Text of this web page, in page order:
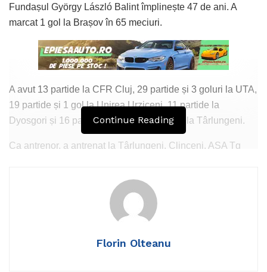
Fundașul György László Balint împlinește 47 de ani. A
marcat 1 gol la Brașov în 65 meciuri.
A avut 13 partide la CFR Cluj, 29 partide și 3 goluri la UTA,
19 partide și 1 gol la Unirea Urziceni, 11 partide la
Dyosgori și 16 partide cu 2 goluri marcate la Târlungeni.
Ca antrenor, a antrenat la Târlungeni, Clinceni, ASA Tg
Continue Reading
György László Balint
Florin Olteanu